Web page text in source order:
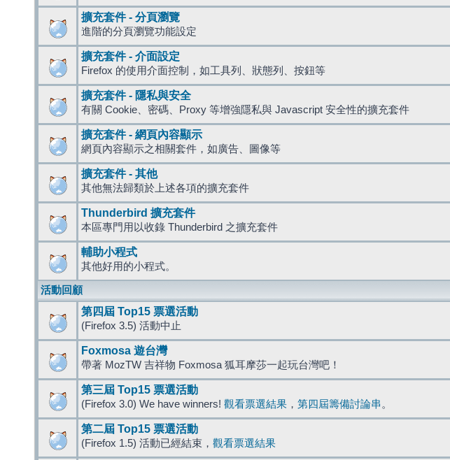
擴充套件 - 分頁瀏覽
進階的分頁瀏覽功能設定
擴充套件 - 介面設定
Firefox 的使用介面控制，如工具列、狀態列、按鈕等
擴充套件 - 隱私與安全
有關 Cookie、密碼、Proxy 等增強隱私與 Javascript 安全性的擴充套件
擴充套件 - 網頁內容顯示
網頁內容顯示之相關套件，如廣告、圖像等
擴充套件 - 其他
其他無法歸類於上述各項的擴充套件
Thunderbird 擴充套件
本區專門用以收錄 Thunderbird 之擴充套件
輔助小程式
其他好用的小程式。
活動回顧
第四屆 Top15 票選活動
(Firefox 3.5) 活動中止
Foxmosa 遊台灣
帶著 MozTW 吉祥物 Foxmosa 狐耳摩莎一起玩台灣吧！
第三屆 Top15 票選活動
(Firefox 3.0) We have winners! 觀看票選結果 ， 第四屆籌備討論串 。
第二屆 Top15 票選活動
(Firefox 1.5) 活動已經結束， 觀看票選結果